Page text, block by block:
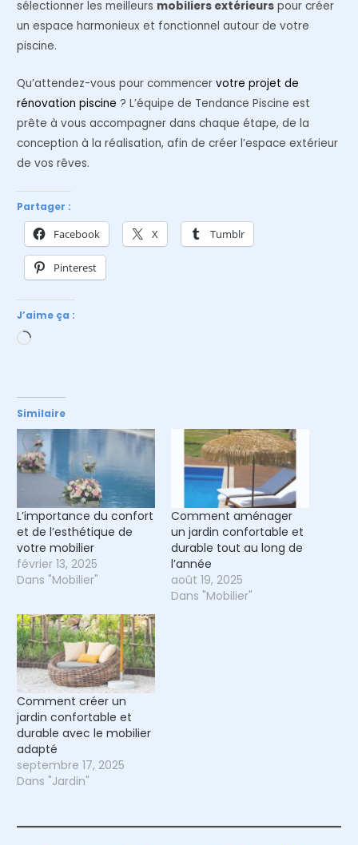
sélectionner les meilleurs mobiliers extérieurs pour créer
un espace harmonieux et fonctionnel autour de votre
piscine.
Qu’attendez-vous pour commencervotre projet de
rénovation piscine ? L’équipe de Tendance Piscine est
prête à vous accompagner dans chaque étape, de la
conception à la réalisation, afin de créer l’espace extérieur
de vos rêves.
Partager :
Facebook X Tumblr
Pinterest
J’aime ça :
Chargement…
Similaire
L’importance du confort
et de l’esthétique de
votre mobilier
février 13, 2025
Dans "Mobilier"
Comment aménager
un jardin confortable et
durable tout au long de
l’année
août 19, 2025
Dans "Mobilier"
Comment créer un
jardin confortable et
durable avec le mobilier
adapté
septembre 17, 2025
Dans "Jardin"